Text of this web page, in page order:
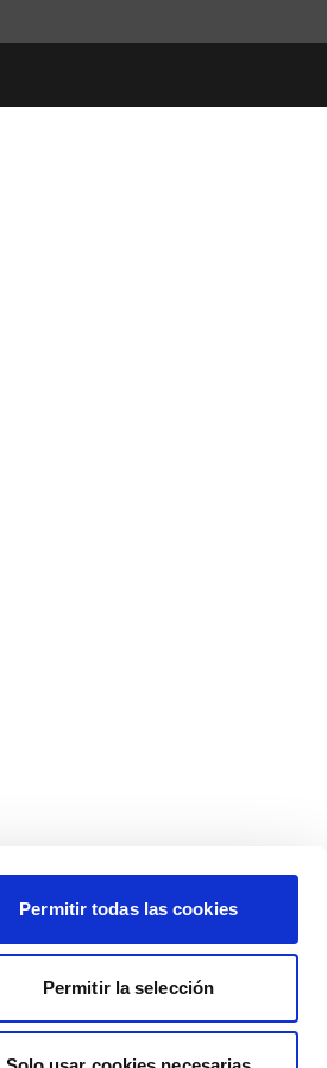
Permitir todas las cookies
Permitir la selección